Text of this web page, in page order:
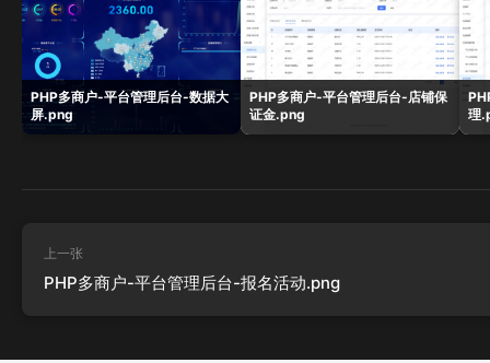
PHP多商户-平台管理后台-数据大
屏.png
PHP多商户-平台管理后台-店铺保
证金.png
理
上一张
PHP多商户-平台管理后台-报名活动.png